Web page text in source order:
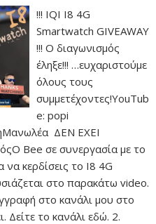
!!! IQI I8 4G
Smartwatch GIVEAWAY
!!! O διαγωνισμός
έληξε!!! …ευχαριστούμε
όλους τους
συμμετέχοντες!YouTub
e: popi
ΔΕΝ ΕΧΕΙ
Βee σε συνεργασία με το
να κερδίσεις το I8 4G
στο παρακάτω video.
στο κανάλι μου στο
Δείτε το κανάλι εδώ. 2.